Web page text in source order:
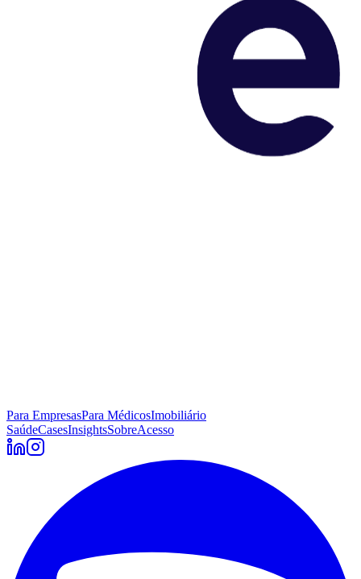
Para EmpresasPara MédicosImobiliário
SaúdeCasesInsightsSobreAcesso